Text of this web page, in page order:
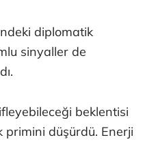
diplomatik
sinyaller de
beklentisi
primini düşürdü. Enerji